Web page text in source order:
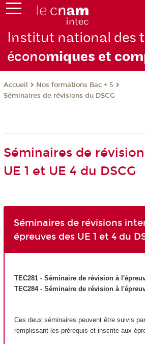
Institut national des
économiques et com
Accueil
Nos formations Bac + 5
Séminaires de révisions du DSCG
Séminaires de
UE 1 et UE 4 du DSCG
Séminaires de révisions
épreuves des UE 1 et 4 du
TEC281 - Séminaire de révision à
TEC284 - Séminaire de révision à
Ces deux séminaires peuvent être suivis
remplissant les prérequis et inscrite aux